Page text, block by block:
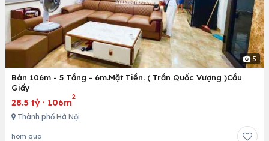
5
Bán 106m - 5 Tầng - 6m.Mặt Tiền. ( Trần Quốc Vượng )Cầu
Giấy
28.5 tỷ · 106m
2
Thành phố Hà Nội
hôm qua